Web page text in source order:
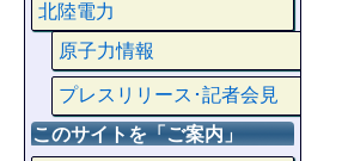
北陸電力
原子力情報
プレスリリース･記者会見
このサイトを「ご案内」